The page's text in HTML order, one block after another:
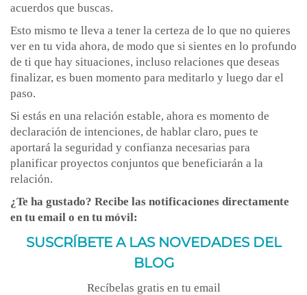
acuerdos que buscas.
Esto mismo te lleva a tener la certeza de lo que no quieres
ver en tu vida ahora, de modo que si sientes en lo profundo
de ti que hay situaciones, incluso relaciones que deseas
finalizar, es buen momento para meditarlo y luego dar el
paso.
Si estás en una relación estable, ahora es momento de
declaración de intenciones, de hablar claro, pues te
aportará la seguridad y confianza necesarias para
planificar proyectos conjuntos que beneficiarán a la
relación.
¿Te ha gustado? Recibe las notificaciones directamente
en tu email o en tu móvil:
SUSCRÍBETE A LAS NOVEDADES DEL
BLOG
Recíbelas gratis en tu email